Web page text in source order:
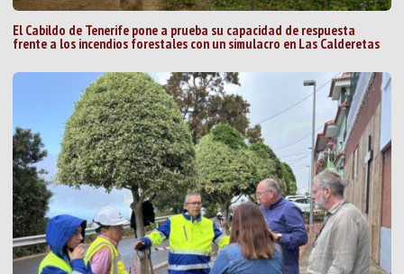
El Cabildo de Tenerife pone a prueba su capacidad de respuesta
frente a los incendios forestales con un simulacro en Las Calderetas